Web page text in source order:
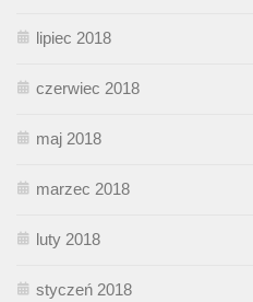
lipiec 2018
czerwiec 2018
maj 2018
marzec 2018
luty 2018
styczeń 2018